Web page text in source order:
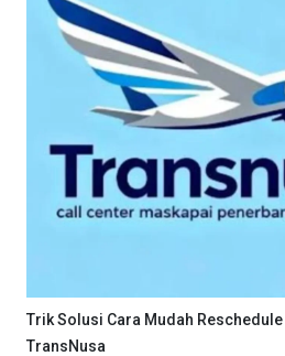
Trik Solusi Cara Mudah
TransNusa